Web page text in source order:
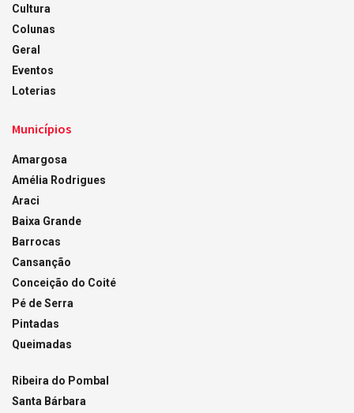
Cultura
Colunas
Geral
Eventos
Loterias
Municípios
Amargosa
Amélia Rodrigues
Araci
Baixa Grande
Barrocas
Cansanção
Conceição do Coité
Pé de Serra
Pintadas
Queimadas
Ribeira do Pombal
Santa Bárbara